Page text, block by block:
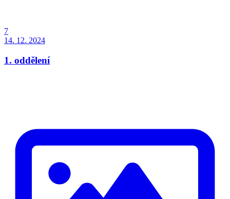
7
14. 12. 2024
1. oddělení